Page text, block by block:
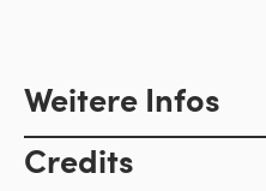
Weitere Infos
Credits